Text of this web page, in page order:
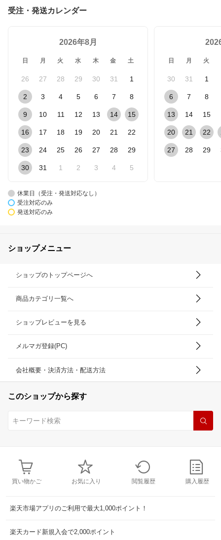
受注・発送カレンダー
2026年8月
日 月 火 水 木 金 土
26 27 28 29 30 31 1
2 3 4 5 6 7 8
9 10 11 12 13 14 15
16 17 18 19 20 21 22
23 24 25 26 27 28 29
30 31 1 2 3 4 5
日 月 火
30 31 1
6 7 8
13 14 15
20 21 22
27 28 29
休業日（受注・発送対応なし）
受注対応のみ
発送対応のみ
ショップメニュー
ショップのトップページへ
商品カテゴリ一覧へ
ショップレビューを見る
メルマガ登録(PC)
会社概要・決済方法・配送方法
このショップから探す
買い物かご お気に入り 閲覧履歴 購入履歴
楽天市場アプリのご利用で最大1,000ポイント！
楽天カード新規入会で2,000ポイント